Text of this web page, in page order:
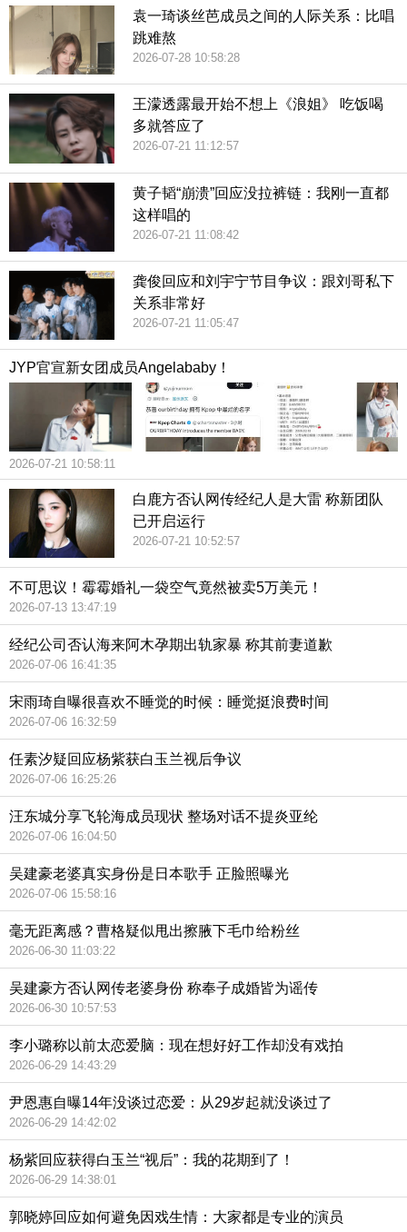
袁一琦谈丝芭成员之间的人际关系：比唱
跳难熬
2026-07-28 10:58:28
王濛透露最开始不想上《浪姐》 吃饭喝
多就答应了
2026-07-21 11:12:57
黄子韬“崩溃”回应没拉裤链：我刚一直都
这样唱的
2026-07-21 11:08:42
龚俊回应和刘宇宁节目争议：跟刘哥私下
关系非常好
2026-07-21 11:05:47
JYP官宣新女团成员Angelababy！
2026-07-21 10:58:11
白鹿方否认网传经纪人是大雷 称新团队
已开启运行
2026-07-21 10:52:57
不可思议！霉霉婚礼一袋空气竟然被卖5万美元！
2026-07-13 13:47:19
经纪公司否认海来阿木孕期出轨家暴 称其前妻道歉
2026-07-06 16:41:35
宋雨琦自曝很喜欢不睡觉的时候：睡觉挺浪费时间
2026-07-06 16:32:59
任素汐疑回应杨紫获白玉兰视后争议
2026-07-06 16:25:26
汪东城分享飞轮海成员现状 整场对话不提炎亚纶
2026-07-06 16:04:50
吴建豪老婆真实身份是日本歌手 正脸照曝光
2026-07-06 15:58:16
毫无距离感？曹格疑似甩出擦腋下毛巾给粉丝
2026-06-30 11:03:22
吴建豪方否认网传老婆身份 称奉子成婚皆为谣传
2026-06-30 10:57:53
李小璐称以前太恋爱脑：现在想好好工作却没有戏拍
2026-06-29 14:43:29
尹恩惠自曝14年没谈过恋爱：从29岁起就没谈过了
2026-06-29 14:42:02
杨紫回应获得白玉兰“视后”：我的花期到了！
2026-06-29 14:38:01
郭晓婷回应如何避免因戏生情：大家都是专业的演员